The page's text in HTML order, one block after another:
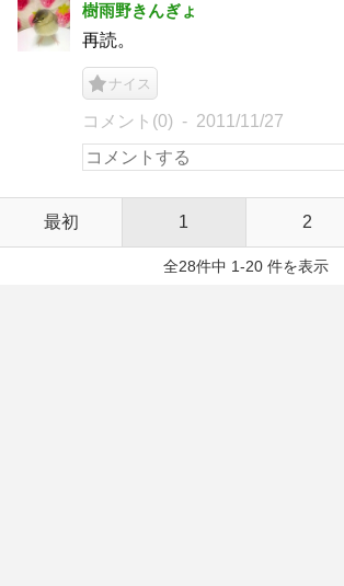
樹雨野きんぎょ
再読。
ナイス
コメント(0) 2011/11/27
最初 1 2
全28件中 1-20 件を表示